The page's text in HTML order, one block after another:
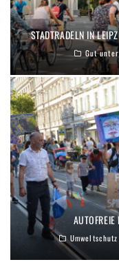
STADTRADELN IN
Gut